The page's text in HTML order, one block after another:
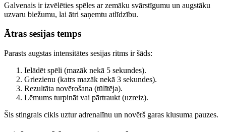
Galvenais ir izvēlēties spēles ar zemāku svārstīgumu un augstāku
uzvaru biežumu, lai ātri saņemtu atlīdzību.
Ātras sesijas temps
Parasts augstas intensitātes sesijas ritms ir šāds:
Ielādēt spēli (mazāk nekā 5 sekundes).
Griezienu (katrs mazāk nekā 3 sekundes).
Rezultāta novērošana (tūlītēja).
Lēmums turpināt vai pārtraukt (uzreiz).
Šis stingrais cikls uztur adrenalīnu un novērš garas klusuma pauzes.